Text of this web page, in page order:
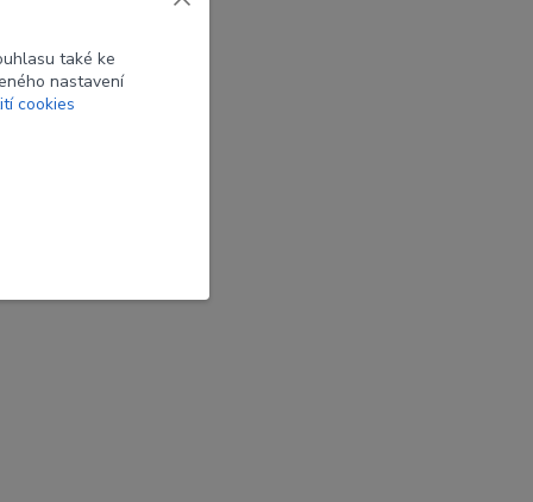
také ke
nastavení
cookies